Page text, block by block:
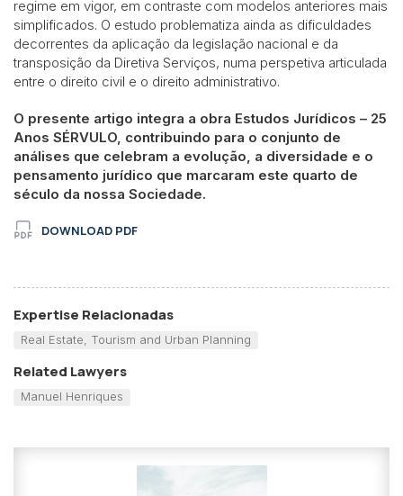
regime em vigor, em contraste com modelos anteriores mais
simplificados. O estudo problematiza ainda as dificuldades
decorrentes da aplicação da legislação nacional e da
transposição da Diretiva Serviços, numa perspetiva articulada
entre o direito civil e o direito administrativo.
O presente artigo integra a obra Estudos Jurídicos – 25
Anos SÉRVULO, contribuindo para o conjunto de
análises que celebram a evolução, a diversidade e o
pensamento jurídico que marcaram este quarto de
século da nossa Sociedade.
DOWNLOAD PDF
Expertise Relacionadas
Real Estate, Tourism and Urban Planning
Related Lawyers
Manuel Henriques